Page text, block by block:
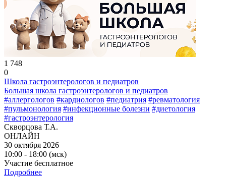
1 748
0
Школа гастроэнтерологов и педиатров
Большая школа гастроэнтерологов и педиатров
#аллергологов #кардиологов #педиатрия #ревматология
#пульмонология #инфекционные болезни #диетология
#гастроэнтерология
Скворцова Т.А.
ОНЛАЙН
30 октября 2026
10:00 - 18:00 (мск)
Участие бесплатное
Подробнее